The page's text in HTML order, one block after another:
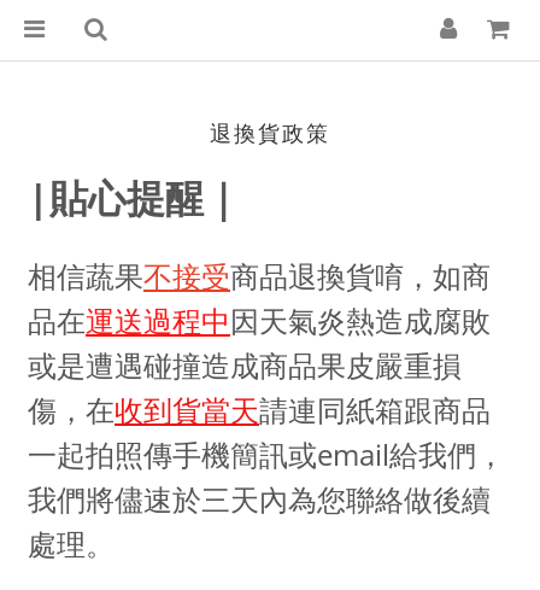
退換貨政策
|貼心提醒｜
相信蔬果不接受商品退換貨唷，如商
品在運送過程中因天氣炎熱造成腐敗
或是遭遇碰撞造成商品果皮嚴重損
傷，在收到貨當天請連同紙箱跟商品
一起拍照傳手機簡訊或email給我們，
我們將儘速於三天內為您聯絡做後續
處理。